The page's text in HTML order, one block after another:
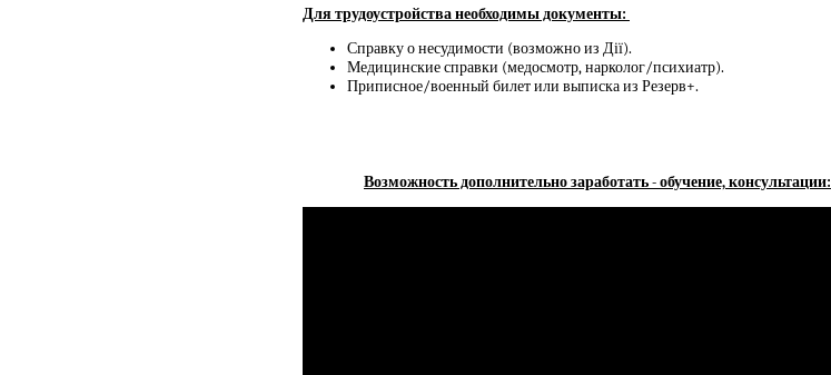
Для трудоустройства необходимы документы:
Справку о несудимости (возможно из Дії).
Медицинские справки (медосмотр, нарколог/психиатр).
Приписное/военный билет или выписка из Резерв+.
Возможность дополнительно заработать - обучение, консультации: